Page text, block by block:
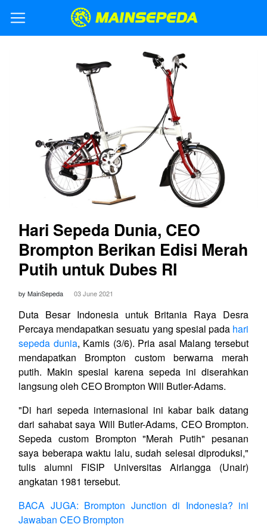
Hari Sepeda Dunia, CEO
Brompton Berikan Edisi Merah
Putih untuk Dubes RI
by MainSepeda 03 June 2021
Duta Besar Indonesia untuk Britania Raya Desra
Percaya mendapatkan sesuatu yang spesial pada hari
sepeda dunia, Kamis (3/6). Pria asal Malang tersebut
mendapatkan Brompton custom berwarna merah
putih. Makin spesial karena sepeda ini diserahkan
langsung oleh CEO Brompton Will Butler-Adams.
"Di hari sepeda internasional ini kabar baik datang
dari sahabat saya Will Butler-Adams, CEO Brompton.
Sepeda custom Brompton "Merah Putih" pesanan
saya beberapa waktu lalu, sudah selesai diproduksi,"
tulis alumni FISIP Universitas Airlangga (Unair)
angkatan 1981 tersebut.
BACA JUGA: Brompton Junction di Indonesia? ini
Jawaban CEO Brompton